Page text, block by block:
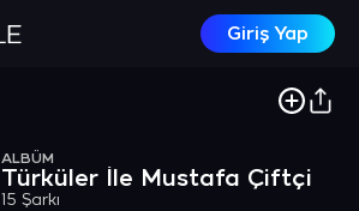
Giriş Yap
ALBÜM
Türküler İle Mustafa Çiftçi
15 Şarkı